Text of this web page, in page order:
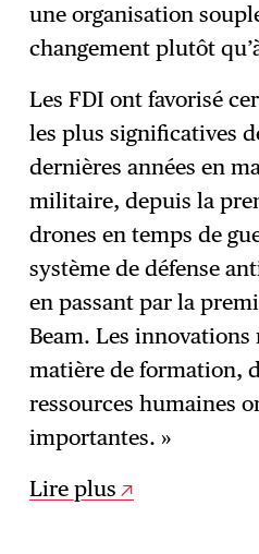
une organisation
changement plutôt
Les FDI ont favorisé
les plus significatives
dernières années en
militaire, depuis la
drones en temps de
système de défense
en passant par la
Beam. Les
matière de formation,
ressources humaines
importantes. »
Lire plus